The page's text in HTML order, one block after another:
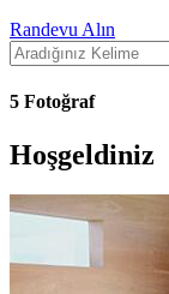
Randevu Alın
5 Fotoğraf
Hoşgeldiniz